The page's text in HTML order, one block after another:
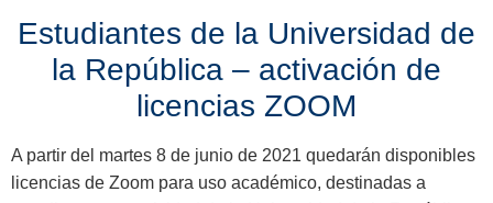
Estudiantes de la Universidad de
la República – activación de
licencias ZOOM
A partir del martes 8 de junio de 2021 quedarán disponibles
licencias de Zoom para uso académico, destinadas a